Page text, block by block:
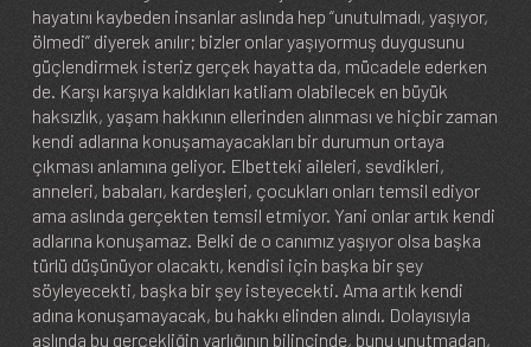
hayatını kaybeden insanlar aslında hep “unutulmadı, yaşıyor,
ölmedi” diyerek anılır; bizler onlar yaşıyormuş duygusunu
güçlendirmek isteriz gerçek hayatta da, mücadele ederken
de. Karşı karşıya kaldıkları katliam olabilecek en büyük
haksızlık, yaşam hakkının ellerinden alınması ve hiçbir zaman
kendi adlarına konuşamayacakları bir durumun ortaya
çıkması anlamına geliyor. Elbetteki aileleri, sevdikleri,
anneleri, babaları, kardeşleri, çocukları onları temsil ediyor
ama aslında gerçekten temsil etmiyor. Yani onlar artık kendi
adlarına konuşamaz. Belki de o canımız yaşıyor olsa başka
türlü düşünüyor olacaktı, kendisi için başka bir şey
söyleyecekti, başka bir şey isteyecekti. Ama artık kendi
adına konuşamayacak, bu hakkı elinden alındı. Dolayısıyla
aslında bu gerçekliğin varlığının bilincinde, bunu unutmadan,